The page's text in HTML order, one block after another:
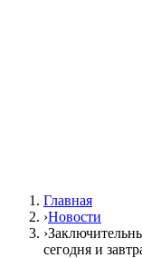
Главная
›Новости
›
сегодня и